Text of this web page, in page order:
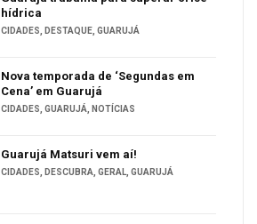
hídrica
CIDADES DESTAQUE GUARUJÁ
Nova temporada de ‘Segundas em
Cena’ em Guarujá
CIDADES GUARUJÁ NOTÍCIAS
Guarujá Matsuri vem aí!
CIDADES DESCUBRA GERAL GUARUJÁ